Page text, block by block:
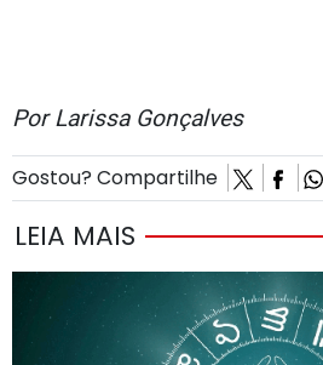
Por Larissa Gonçalves
Gostou? Compartilhe
LEIA MAIS